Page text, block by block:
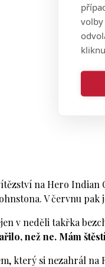
volby
na Hero Indian
V červnu
v neděli takřka
než ne. Mám
který si nezahrál